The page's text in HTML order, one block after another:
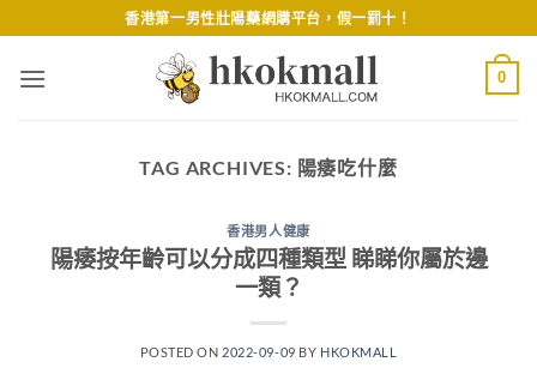
to
content
香港第一男性壯陽藥網購平台，假一罰十！
0
TAG ARCHIVES: 陽痿吃什麼
香港男人健康
陽痿按年齡可以分成四種類型 睇睇你屬於邊
一類？
POSTED ON 2022-09-09 BY HKOKMALL